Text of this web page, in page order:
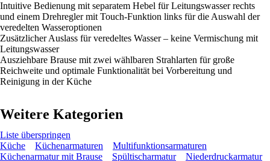
Intuitive Bedienung mit separatem Hebel für Leitungswasser rechts
und einem Drehregler mit Touch-Funktion links für die Auswahl der
veredelten Wasseroptionen
Zusätzlicher Auslass für veredeltes Wasser – keine Vermischung mit
Leitungswasser
Ausziehbare Brause mit zwei wählbaren Strahlarten für große
Reichweite und optimale Funktionalität bei Vorbereitung und
Reinigung in der Küche
Weitere Kategorien
Liste überspringen
Küche
Küchenarmaturen
Multifunktionsarmaturen
Küchenarmatur mit Brause
Spültischarmatur Niederdruckarmatur